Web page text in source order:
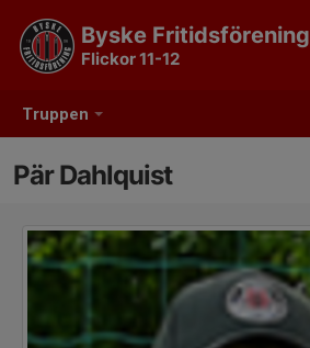
Truppen
Byske Fritidsförening
Flickor 11-12
Pär Dahlquist